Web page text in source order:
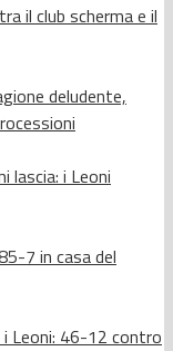
il club scherma e il
deludente,
lascia: i Leoni
7 in casa del
i Leoni: 46-12 contro